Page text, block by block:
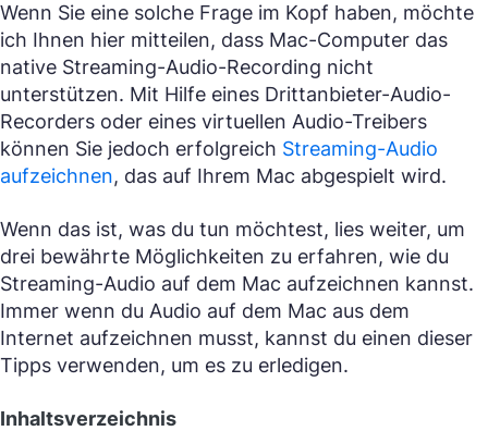
Wenn Sie eine solche Frage im Kopf haben, möchte
ich Ihnen hier mitteilen, dass Mac-Computer das
native Streaming-Audio-Recording nicht
unterstützen. Mit Hilfe eines Drittanbieter-Audio-
Recorders oder eines virtuellen Audio-Treibers
können Sie jedoch erfolgreich Streaming-Audio
aufzeichnen, das auf Ihrem Mac abgespielt wird.
Wenn das ist, was du tun möchtest, lies weiter, um
drei bewährte Möglichkeiten zu erfahren, wie du
Streaming-Audio auf dem Mac aufzeichnen kannst.
Immer wenn du Audio auf dem Mac aus dem
Internet aufzeichnen musst, kannst du einen dieser
Tipps verwenden, um es zu erledigen.
Inhaltsverzeichnis